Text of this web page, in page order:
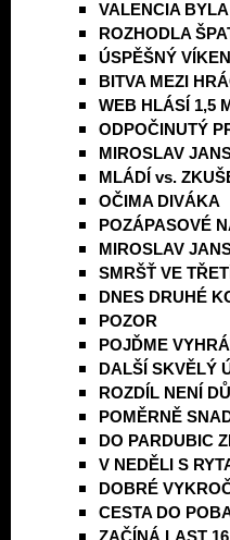
VALENCIA
ROZHODLA
ÚSPĚŠNÝ
BITVA MEZI
WEB HLÁSÍ 1,5
ODPOČINUTÝ
MIROSLAV
MLÁDÍ vs.
OČIMA DIVÁKA
POZÁPASOVÉ
MIROSLAV
SMRŠŤ VE
DNES DRUHÉ
POZOR
POJĎME
DALŠÍ SKVĚLÝ
ROZDÍL NENÍ
POMĚRNĚ
DO PARDUBIC
V NEDĚLI S
DOBRÉ
CESTA DO